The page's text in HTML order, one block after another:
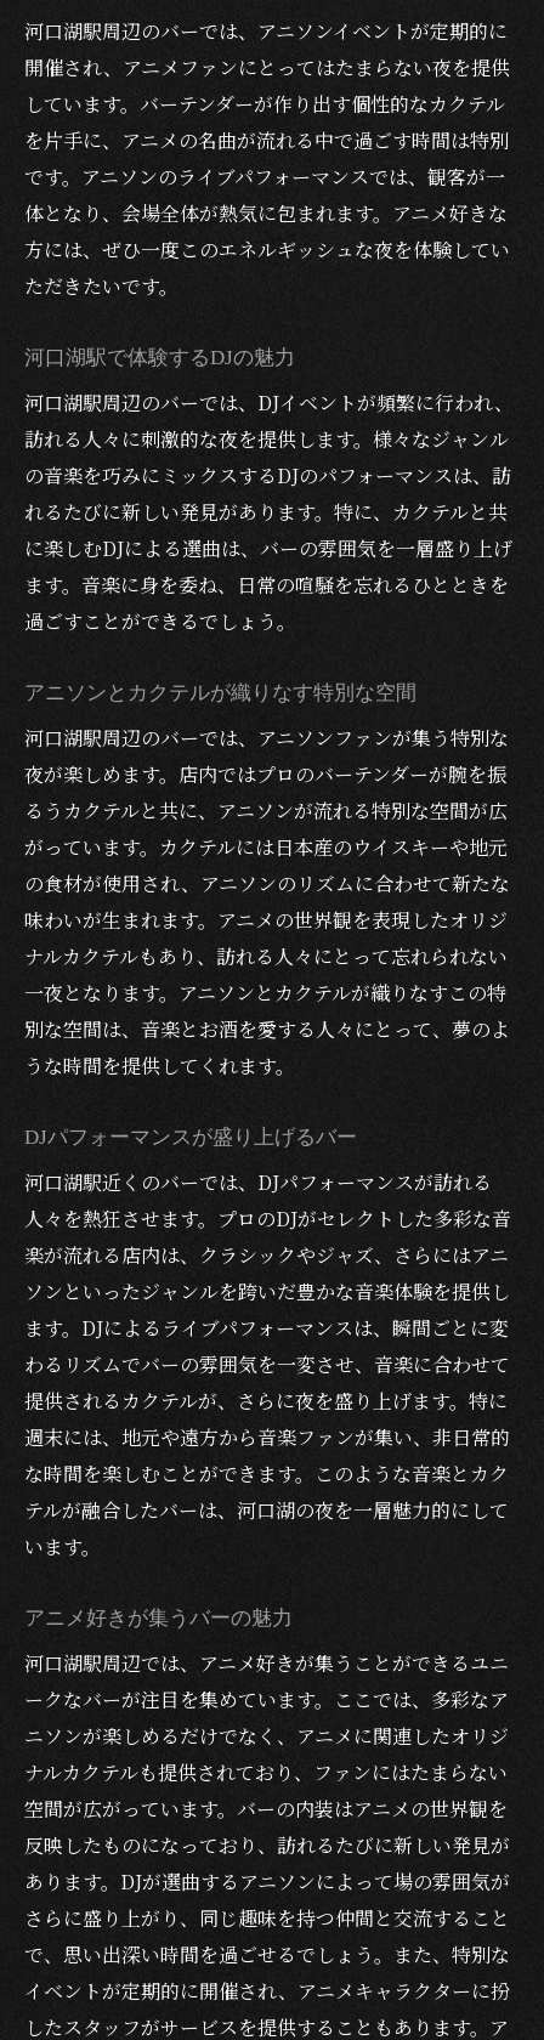
河口湖駅周辺のバーでは、アニソンイベントが定期的に
開催され、アニメファンにとってはたまらない夜を提供
しています。バーテンダーが作り出す個性的なカクテル
を片手に、アニメの名曲が流れる中で過ごす時間は特別
です。アニソンのライブパフォーマンスでは、観客が一
体となり、会場全体が熱気に包まれます。アニメ好きな
方には、ぜひ一度このエネルギッシュな夜を体験してい
ただきたいです。
河口湖駅で体験するDJの魅力
河口湖駅周辺のバーでは、DJイベントが頻繁に行われ、
訪れる人々に刺激的な夜を提供します。様々なジャンル
の音楽を巧みにミックスするDJのパフォーマンスは、訪
れるたびに新しい発見があります。特に、カクテルと共
に楽しむDJによる選曲は、バーの雰囲気を一層盛り上げ
ます。音楽に身を委ね、日常の喧騒を忘れるひとときを
過ごすことができるでしょう。
アニソンとカクテルが織りなす特別な空間
河口湖駅周辺のバーでは、アニソンファンが集う特別な
夜が楽しめます。店内ではプロのバーテンダーが腕を振
るうカクテルと共に、アニソンが流れる特別な空間が広
がっています。カクテルには日本産のウイスキーや地元
の食材が使用され、アニソンのリズムに合わせて新たな
味わいが生まれます。アニメの世界観を表現したオリジ
ナルカクテルもあり、訪れる人々にとって忘れられない
一夜となります。アニソンとカクテルが織りなすこの特
別な空間は、音楽とお酒を愛する人々にとって、夢のよ
うな時間を提供してくれます。
DJパフォーマンスが盛り上げるバー
河口湖駅近くのバーでは、DJパフォーマンスが訪れる
人々を熱狂させます。プロのDJがセレクトした多彩な音
楽が流れる店内は、クラシックやジャズ、さらにはアニ
ソンといったジャンルを跨いだ豊かな音楽体験を提供し
ます。DJによるライブパフォーマンスは、瞬間ごとに変
わるリズムでバーの雰囲気を一変させ、音楽に合わせて
提供されるカクテルが、さらに夜を盛り上げます。特に
週末には、地元や遠方から音楽ファンが集い、非日常的
な時間を楽しむことができます。このような音楽とカク
テルが融合したバーは、河口湖の夜を一層魅力的にして
います。
アニメ好きが集うバーの魅力
河口湖駅周辺では、アニメ好きが集うことができるユニ
ークなバーが注目を集めています。ここでは、多彩なア
ニソンが楽しめるだけでなく、アニメに関連したオリジ
ナルカクテルも提供されており、ファンにはたまらない
空間が広がっています。バーの内装はアニメの世界観を
反映したものになっており、訪れるたびに新しい発見が
あります。DJが選曲するアニソンによって場の雰囲気が
さらに盛り上がり、同じ趣味を持つ仲間と交流すること
で、思い出深い時間を過ごせるでしょう。また、特別な
イベントが定期的に開催され、アニメキャラクターに扮
したスタッフがサービスを提供することもあります。ア